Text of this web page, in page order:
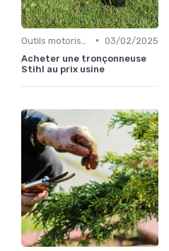
• 03/02/2025
Acheter une tronçonneuse
Stihl au prix usine